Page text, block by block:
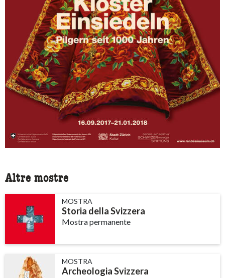
Altre mostre
MOSTRA
Storia della Svizzera
Mostra permanente
MOSTRA
Archeologia Svizzera